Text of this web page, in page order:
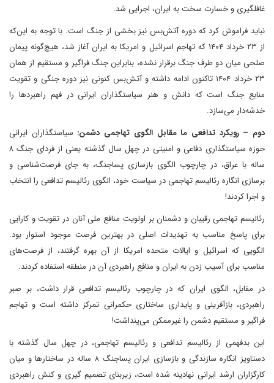
غافلگیری و خسارت سخت به ایران، اجرایی شد.
نباید فراموش کرد که دوره آتش‌بس نیز بخشی از جنگ است. با توجه به این‌که
از ۲۳ خرداد ۱۴۰۴ که تهاجم اسرائیل و امریکا به ایران آغاز شد، هیچ‌گونه پیمان
صلحی میان دو طرف جنگ برقرار نشده، بنابراین جنگ فراگیر و مستقیم از همان
۲۳ خرداد ۱۴۰۴ تاکنون ادامه داشته و آتش‌بس کنونی نیز دوره جنگی و تقویت
منابع جنگ است که دانش و هنر سیاستگذاران ایرانی در فهم راهبردها را
خدشه‌دار می‌سازد.
دوم – رویکرد تدافعی ما مقابل الگوی تهاجمی دشمن: سیاستگذاران ایرانی
حوزه سیاستگذاری دفاعی و امنیتی در چهل سال گذشته یعنی از فردای جنگ ۸
ساله با عراق، در چارچوب الگوی بازسازی پساجنگ، به جای فرصت‌شناسی و
برسازی انگاره رئالیسم تهاجمی در سیاست خود، الگوی رئالیسم تدافعی را انتخاب
و اجرا کردند!
رئالیسم تهاجمی رقیبان و دشمنان بر اولویت منافع ملی آنان در تقویت و کارایی
برای پاسخ مناسب به تهدیدات اصلی در بهترین فرصت موجود استوار بود.
الگویی که اسرائیل و ایالات متحده امریکا از آن بهره گرفتند، از فرصت‌های
مناسب برای آسیب زدن به ایران و منافع راهبردی آن در منطقه استفاده کردند.
در مقابل، الگوی ایران که در چارچوب رئالیسم تدافعی قرار داشت، بر صبر
راهبردی، بازآفرینی و پایداری ساختاری حکمرانی تمرکز داشته است و تهاجم
فراگیر و مستقیم دشمن را غیرممکن می‌پنداشت!
این بدفهمی از رئالیسم تدافعی و رئالیسم تهاجمی، در چهل سال گذشته با
دستاویز انگاره سازندگی و بازسازی ایران پساجنگ ۸ ساله در ساختارها و میان
کارگزاران ارشد ایرانی نهادینه شده است، زیربنای تصمیم گیری و کنش راهبردی